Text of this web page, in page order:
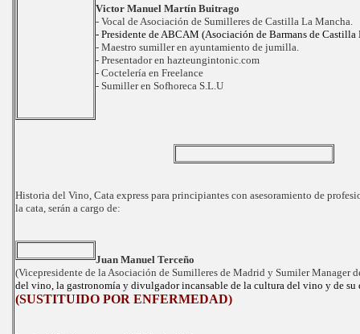
Victor Manuel Martín Buitrago
- Vocal de Asociación de Sumilleres de Castilla La Mancha.
- Presidente de ABCAM (Asociación de Barmans de Castilla
- Maestro sumilleren ayuntamiento de jumilla.
- Presentadoren hazteungintonic.com
- Coctelería en Freelance
- Sumilleren Sofhoreca S.L.U
Historia del Vino, Cata express para principiantes con asesoramiento de
la cata, serán a cargo de:
Juan Manuel Terceño
(Vicepresidente de la Asociación de Sumilleres de Madrid y Sumiler Manager
del vino, la gastronomía y divulgador incansable de la cultura del vino y de su
(SUSTITUIDO POR ENFERMEDAD)